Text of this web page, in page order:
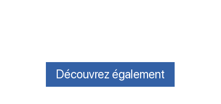
Découvrez également